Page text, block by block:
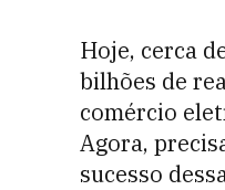
Hoje, cerca
bilhões de
comércio
Agora,
sucesso